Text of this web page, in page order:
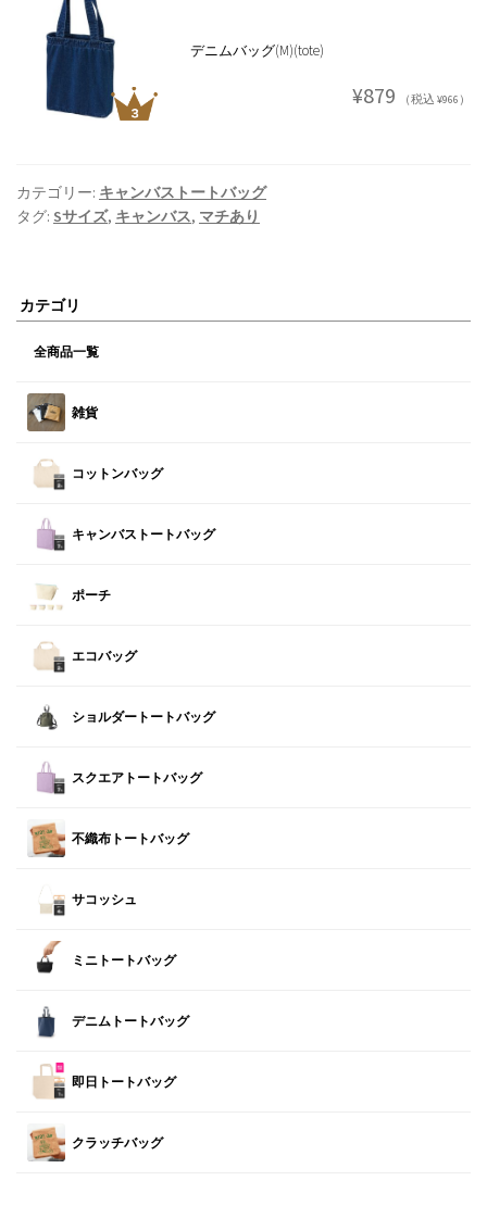
デニムバッグ(M)(tote)
¥879 （税込 ¥966）
カテゴリー: キャンバストートバッグ
タグ: Sサイズ, キャンバス, マチあり
カテゴリ
全商品一覧
雑貨
コットンバッグ
キャンバストートバッグ
ポーチ
エコバッグ
ショルダートートバッグ
スクエアトートバッグ
不織布トートバッグ
サコッシュ
ミニトートバッグ
デニムトートバッグ
即日トートバッグ
クラッチバッグ